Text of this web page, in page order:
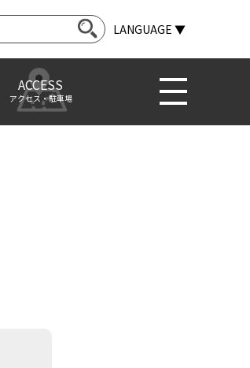
LANGUAGE ▼
ACCESS
アクセス・駐車場